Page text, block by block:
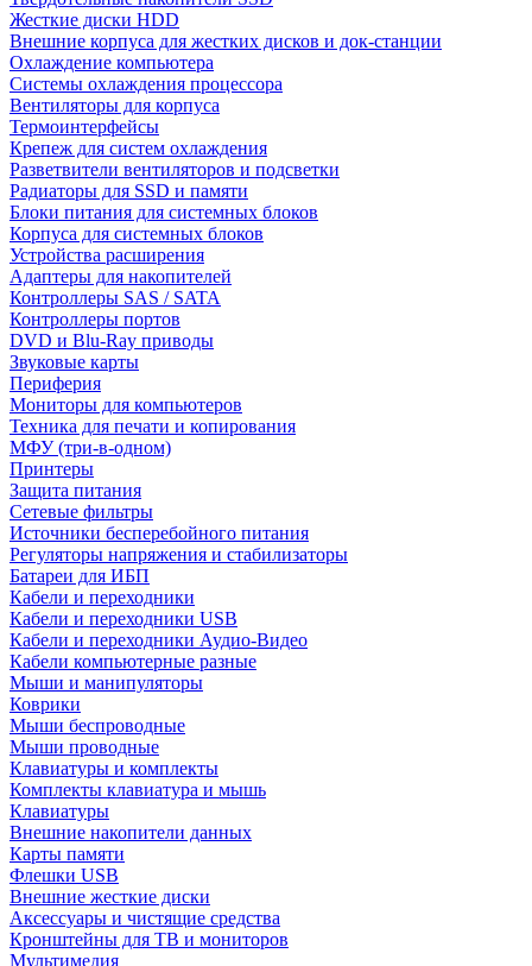
Жесткие диски HDD
Внешние корпуса для жестких дисков и док-станции
Охлаждение компьютера
Системы охлаждения процессора
Вентиляторы для корпуса
Термоинтерфейсы
Крепеж для систем охлаждения
Разветвители вентиляторов и подсветки
Радиаторы для SSD и памяти
Блоки питания для системных блоков
Корпуса для системных блоков
Устройства расширения
Адаптеры для накопителей
Контроллеры SAS / SATA
Контроллеры портов
DVD и Blu-Ray приводы
Звуковые карты
Периферия
Мониторы для компьютеров
Техника для печати и копирования
МФУ (три-в-одном)
Принтеры
Защита питания
Сетевые фильтры
Источники бесперебойного питания
Регуляторы напряжения и стабилизаторы
Батареи для ИБП
Кабели и переходники
Кабели и переходники USB
Кабели и переходники Аудио-Видео
Кабели компьютерные разные
Мыши и манипуляторы
Коврики
Мыши беспроводные
Мыши проводные
Клавиатуры и комплекты
Комплекты клавиатура и мышь
Клавиатуры
Внешние накопители данных
Карты памяти
Флешки USB
Внешние жесткие диски
Аксессуары и чистящие средства
Кронштейны для ТВ и мониторов
Мультимедия